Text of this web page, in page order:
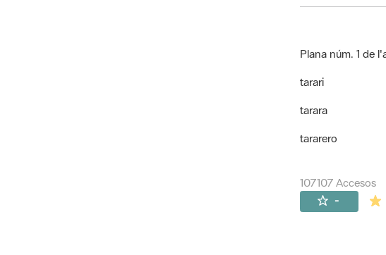
Plana núm. 1 de
tarari
tarara
tararero
107107 Accesos
-